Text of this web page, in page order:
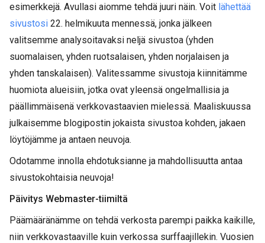
esimerkkejä. Avullasi aiomme tehdä juuri näin. Voit lähettää
sivustosi 22. helmikuuta mennessä, jonka jälkeen
valitsemme analysoitavaksi neljä sivustoa (yhden
suomalaisen, yhden ruotsalaisen, yhden norjalaisen ja
yhden tanskalaisen). Valitessamme sivustoja kiinnitämme
huomiota alueisiin, jotka ovat yleensä ongelmallisia ja
päällimmäisenä verkkovastaavien mielessä. Maaliskuussa
julkaisemme blogipostin jokaista sivustoa kohden, jakaen
löytöjämme ja antaen neuvoja.
Odotamme innolla ehdotuksianne ja mahdollisuutta antaa
sivustokohtaisia neuvoja!
Päivitys Webmaster-tiimiltä
Päämääränämme on tehdä verkosta parempi paikka kaikille,
niin verkkovastaaville kuin verkossa surffaajillekin. Vuosien